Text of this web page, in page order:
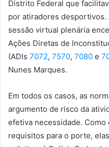
Distrito Federal que
por atiradores desportivos.
sessão virtual plenária
Ações Diretas de
(ADIs 7072, 7570, 7080 e
Nunes Marques.
Em todos os casos, as
argumento de risco da
efetiva necessidade.
requisitos para o porte,